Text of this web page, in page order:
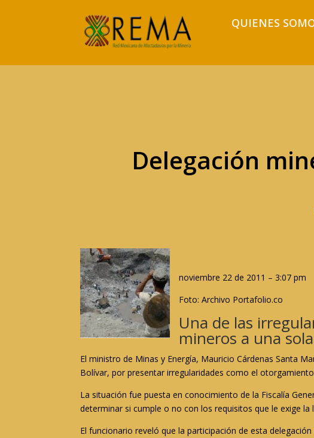
QUIENES
Delegación
noviembre 22 de 2011 – 3:07 pm
Foto: Archivo Portafolio.co
Una de las
mineros a una
El ministro de Minas y Energía, Mauricio Cárdenas Santa
Bolívar, por presentar irregularidades como el
La situación fue puesta en conocimiento de la Fiscalía
determinar si cumple o no con los requisitos que le exige
El funcionario reveló que la participación de esta